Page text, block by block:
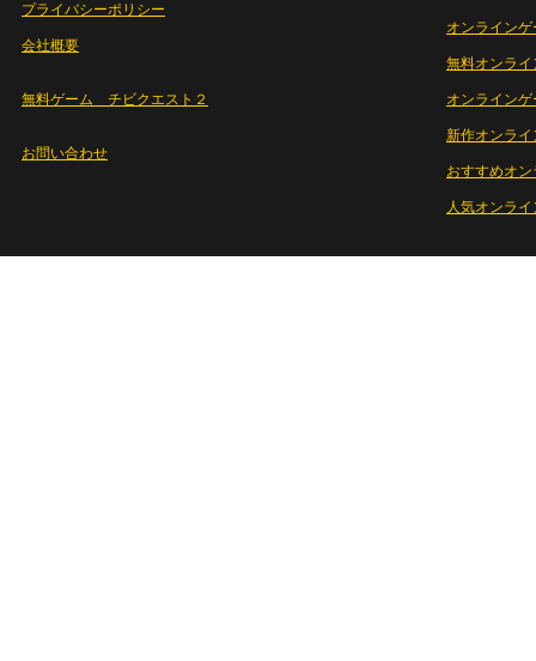
プライバシーポリシー
会社概要
無料ゲーム チビクエスト２
お問い合わせ
オンラインゲ
無料オンライ
オンライン
新作オンライ
おすすめオ
人気オンラ